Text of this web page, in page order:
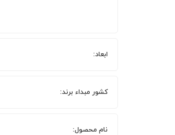
ابعاد:
کشور مبداء برند:
نام محصول: